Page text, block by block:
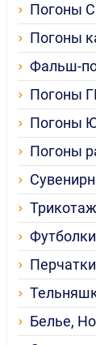
Погоны
Погоны
Фальш-
Погоны
Погоны
Погоны
Футболки
Перчатки
Белье,